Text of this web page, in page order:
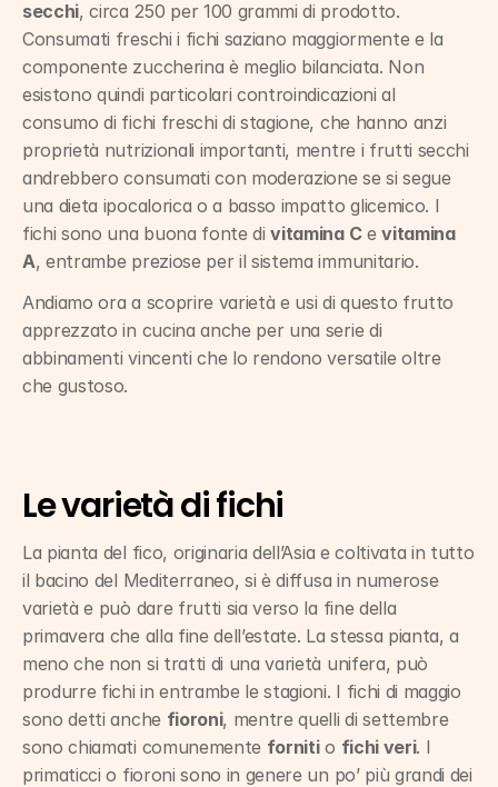
secchi, circa 250 per 100 grammi di prodotto.
Consumati freschi i fichi saziano maggiormente e la
componente zuccherina è meglio bilanciata. Non
esistono quindi particolari controindicazioni al
consumo di fichi freschi di stagione, che hanno anzi
proprietà nutrizionali importanti, mentre i frutti secchi
andrebbero consumati con moderazione se si segue
una dieta ipocalorica o a basso impatto glicemico. I
fichi sono una buona fonte di vitamina C e vitamina
A, entrambe preziose per il sistema immunitario.
Andiamo ora a scoprire varietà e usi di questo frutto
apprezzato in cucina anche per una serie di
abbinamenti vincenti che lo rendono versatile oltre
che gustoso.
Le varietà di fichi
La pianta del fico, originaria dell’Asia e coltivata in tutto
il bacino del Mediterraneo, si è diffusa in numerose
varietà e può dare frutti sia verso la fine della
primavera che alla fine dell’estate. La stessa pianta, a
meno che non si tratti di una varietà unifera, può
produrre fichi in entrambe le stagioni. I fichi di maggio
sono detti anche fioroni, mentre quelli di settembre
sono chiamati comunemente forniti o fichi veri. I
primaticci o fioroni sono in genere un po’ più grandi dei